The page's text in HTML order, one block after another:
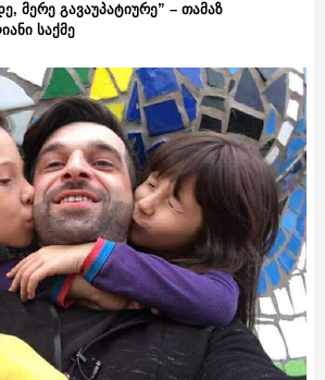
მერე გავაუპატიურე” – თამაზ
საქმე